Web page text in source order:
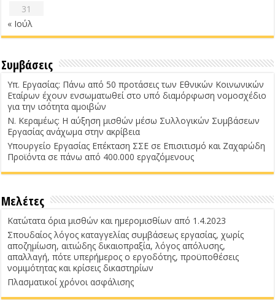
31
« Ιούλ
Συμβάσεις
Υπ. Εργασίας: Πάνω από 50 προτάσεις των Εθνικών Κοινωνικών
Εταίρων έχουν ενσωματωθεί στο υπό διαμόρφωση νομοσχέδιο
για την ισότητα αμοιβών
Ν. Κεραμέως: Η αύξηση μισθών μέσω Συλλογικών Συμβάσεων
Εργασίας ανάχωμα στην ακρίβεια
Υπουργείο Εργασίας Επέκταση ΣΣΕ σε Επισιτισμό και Ζαχαρώδη
Προϊόντα σε πάνω από 400.000 εργαζόμενους
Μελέτες
Κατώτατα όρια μισθών και ημερομισθίων από 1.4.2023
Σπουδαίος λόγος καταγγελίας συμβάσεως εργασίας, χωρίς
αποζημίωση, αιτιώδης δικαιοπραξία, λόγος απόλυσης,
απαλλαγή, πότε υπερήμερος ο εργοδότης, προϋποθέσεις
νομιμότητας και κρίσεις δικαστηρίων
Πλασματικοί χρόνοι ασφάλισης